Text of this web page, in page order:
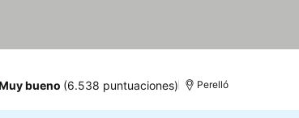
bueno (6.538 puntuaciones) Perelló